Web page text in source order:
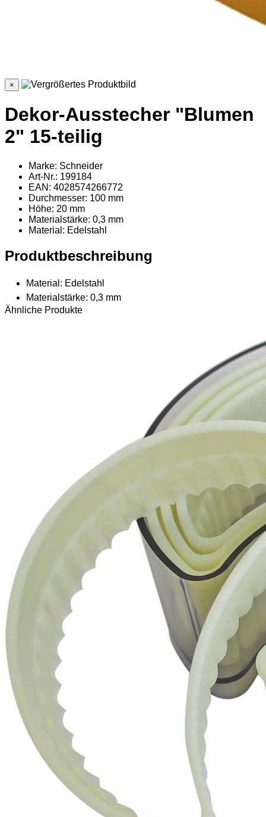
×
Dekor-Ausstecher "Blumen
2" 15-teilig
Marke: Schneider
Art-Nr.: 199184
EAN: 4028574266772
Durchmesser: 100 mm
Höhe: 20 mm
Materialstärke: 0,3 mm
Material : Edelstahl
Produktbeschreibung
Material: Edelstahl
Materialstärke: 0,3 mm
Ähnliche Produkte